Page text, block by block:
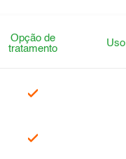
Opção de
tratamento